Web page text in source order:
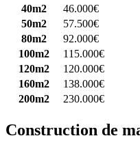
40m2
46.000€
50m2
57.500€
80m2
92.000€
100m2
115.000€
120m2
120.000€
160m2
138.000€
200m2
230.000€
Construction de